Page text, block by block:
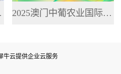
览会 2025澳门中葡农业国际博览会
牛云提供企业云服务